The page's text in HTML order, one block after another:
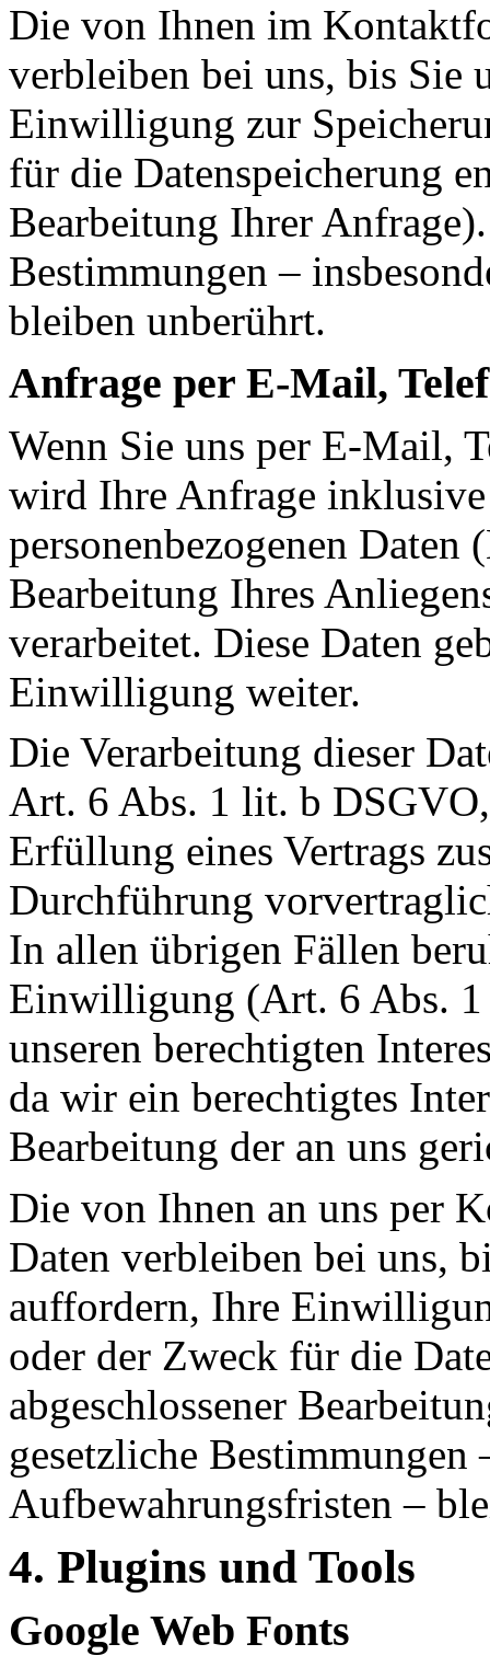
Die von Ihnen im
verbleiben bei uns, bis Sie
Einwilligung zur
für die Datenspeicherung
Bearbeitung Ihrer
Bestimmungen –
bleiben unberührt.
Anfrage per E-Mail,
Wenn Sie uns per E-Mail,
wird Ihre Anfrage inklusive
personenbezogenen
Bearbeitung Ihres
verarbeitet. Diese Daten
Einwilligung weiter.
Die Verarbeitung dieser
Art. 6 Abs. 1 lit. b
Erfüllung eines Vertrags
Durchführung
In allen übrigen Fällen
Einwilligung (Art. 6 Abs.
unseren berechtigten
da wir ein berechtigtes
Bearbeitung der an uns
Die von Ihnen an uns per
Daten verbleiben bei uns,
auffordern, Ihre
oder der Zweck für die
abgeschlossener
gesetzliche Bestimmungen
Aufbewahrungsfristen –
4. Plugins und Tools
Google Web Fonts